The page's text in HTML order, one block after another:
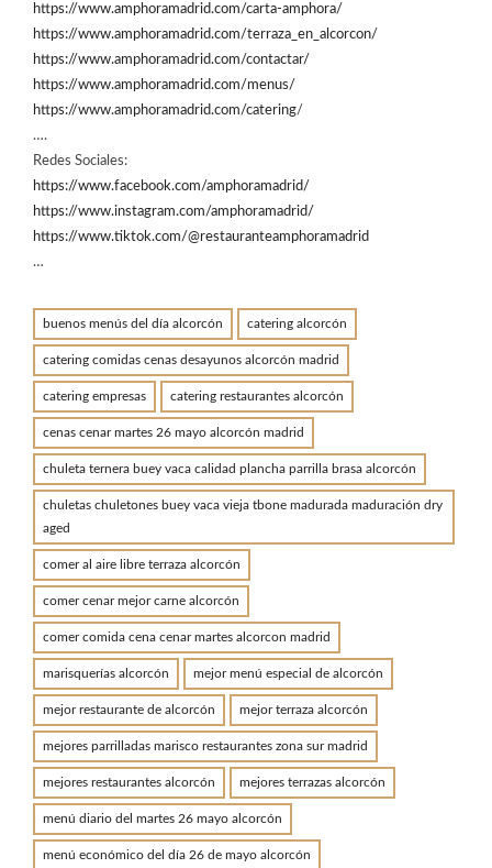
https://www.amphoramadrid.com/carta-amphora/
https://www.amphoramadrid.com/terraza_en_alcorcon/
https://www.amphoramadrid.com/contactar/
https://www.amphoramadrid.com/menus/
https://www.amphoramadrid.com/catering/
….
Redes Sociales:
https://www.facebook.com/amphoramadrid/
https://www.instagram.com/amphoramadrid/
https://www.tiktok.com/@restauranteamphoramadrid
…
buenos menús del día alcorcón catering alcorcón
catering comidas cenas desayunos alcorcón madrid
catering empresas catering restaurantes alcorcón
cenas cenar martes 26 mayo alcorcón madrid
chuleta ternera buey vaca calidad plancha parrilla brasa alcorcón
chuletas chuletones buey vaca vieja tbone madurada maduración dry
aged
comer al aire libre terraza alcorcón
comer cenar mejor carne alcorcón
comer comida cena cenar martes alcorcon madrid
marisquerías alcorcón mejor menú especial de alcorcón
mejor restaurante de alcorcón mejor terraza alcorcón
mejores parrilladas marisco restaurantes zona sur madrid
mejores restaurantes alcorcón mejores terrazas alcorcón
menú diario del martes 26 mayo alcorcón
menú económico del día 26 de mayo alcorcón